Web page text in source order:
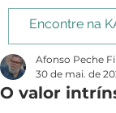
O valor
Afonso Peche
30 de mai. de